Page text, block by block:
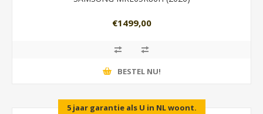
€1499,00
BESTEL NU!
5 jaar garantie als U in NL woont.